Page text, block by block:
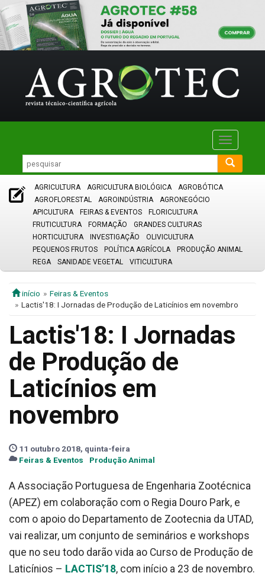
Toggle
AGRICULTURA AGRICULTURA BIOLÓGICA
AGROBÓTICA
AGROFLORESTAL
AGROINDÚSTRIA
AGRONEGÓCIO
APICULTURA
FEIRAS & EVENTOS
FLORICULTURA
FRUTICULTURA
FORMAÇÃO
GRANDES CULTURAS
HORTICULTURA
INVESTIGAÇÃO
OLIVICULTURA
PEQUENOS FRUTOS
POLÍTICA AGRÍCOLA
PRODUÇÃO ANIMAL
REGA
SANIDADE VEGETAL VITICULTURA
início
Feiras & Eventos
Lactis'18: I Jornadas de Produção de Laticínios em novembro
Lactis'18: I Jornadas
de Produção de
Laticínios em
novembro
11 outubro 2018, quinta-feira
Feiras & Eventos
Produção Animal
A Associação Portuguesa de Engenharia Zootécnica
(APEZ) em colaboração com o Regia Douro Park, e
com o apoio do Departamento de Zootecnia da UTAD,
vai realizar, um conjunto de seminários e workshops
que no seu todo darão vida ao Curso de Produção de
Laticínios – LACTIS’18, com início a 23 de novembro.